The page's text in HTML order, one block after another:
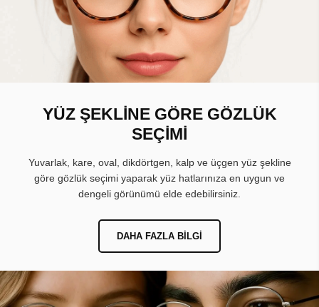
YÜZ ŞEKLİNE GÖRE GÖZLÜK
SEÇİMİ
Yuvarlak, kare, oval, dikdörtgen, kalp ve üçgen yüz şekline
göre gözlük seçimi yaparak yüz hatlarınıza en uygun ve
dengeli görünümü elde edebilirsiniz.
DAHA FAZLA BILGI